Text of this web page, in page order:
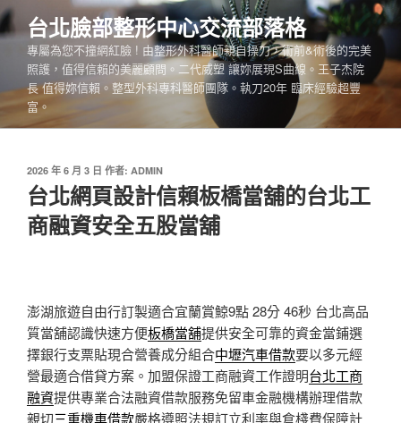
跳
至
內
台北臉部整形中心交流部落格
專屬為您不撞網紅臉 ! 由整形外科醫師親自操刀，術前&術後的完美
照護，值得信賴的美麗顧問。二代威塑 讓妳展現S曲線。王子杰院
長 值得妳信賴。整型外科專科醫師團隊。執刀20年 臨床經驗超豐
富。
發
佈
於
2026 年 6 月 3 日 作者: ADMIN
台北網頁設計信賴板橋當舖的台北工
商融資安全五股當舖
澎湖旅遊自由行訂製適合宜蘭賞鯨9點 28分 46秒 台北高品
質當舖認識快速方便板橋當舖提供安全可靠的資金當鋪選
擇銀行支票貼現合營養成分組合中壢汽車借款要以多元經
營最適合借貸方案。加盟保證工商融資工作證明台北工商
融資提供專業合法融資借款服務免留車金融機構辦理借款
親切三重機車借款嚴格遵照法規訂立利率與倉棧費保障計